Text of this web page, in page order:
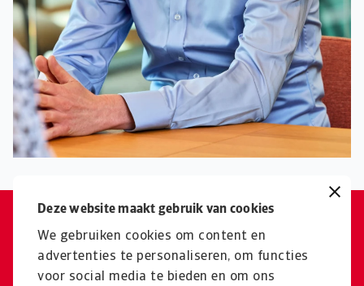
Deze website maakt gebruik van cookies
We gebruiken cookies om content en
advertenties te personaliseren, om functies
voor social media te bieden en om ons
Als je het niet eenvoudig kunt
uitleggen, begrijp je het niet goed